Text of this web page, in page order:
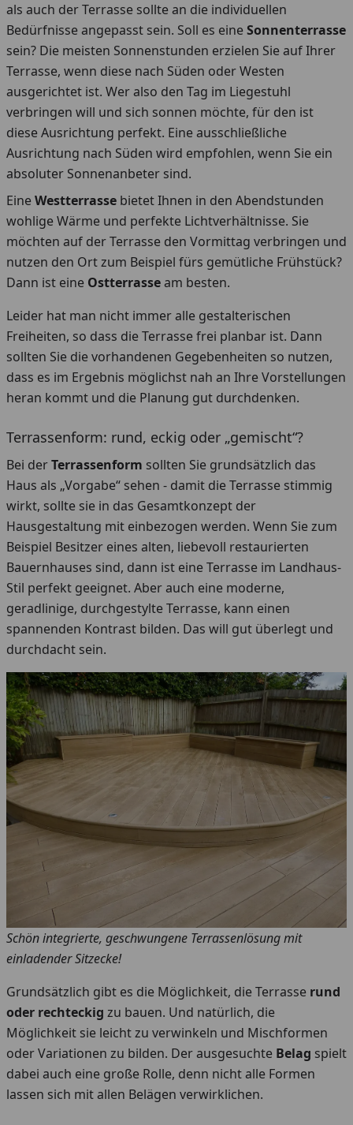
als auch der Terrasse sollte an die individuellen
Bedürfnisse angepasst sein. Soll es eineSonnenterrasse
sein? Die meisten Sonnenstunden erzielen Sie auf Ihrer
Terrasse, wenn diese nach Süden oder Westen
ausgerichtet ist. Wer also den Tag im Liegestuhl
verbringen will und sich sonnen möchte, für den ist
diese Ausrichtung perfekt. Eine ausschließliche
Ausrichtung nach Süden wird empfohlen, wenn Sie ein
absoluter Sonnenanbeter sind.
EineWestterrasse bietet Ihnen in den Abendstunden
wohlige Wärme und perfekte Lichtverhältnisse. Sie
möchten auf der Terrasse den Vormittag verbringen und
nutzen den Ort zum Beispiel fürs gemütliche Frühstück?
Dann ist eine Ostterrasseam besten.
Leider hat man nicht immer alle gestalterischen
Freiheiten, so dass die Terrasse frei planbar ist. Dann
sollten Sie die vorhandenen Gegebenheiten so nutzen,
dass es im Ergebnis möglichst nah an Ihre Vorstellungen
heran kommt und die Planung gut durchdenken.
Terrassenform: rund, eckig oder „gemischt“?
Bei derTerrassenform sollten Sie grundsätzlich das
Haus als „Vorgabe“ sehen - damit die Terrasse stimmig
wirkt, sollte sie in das Gesamtkonzept der
Hausgestaltung mit einbezogen werden. Wenn Sie zum
Beispiel Besitzer eines alten, liebevoll restaurierten
Bauernhauses sind, dann ist eine Terrasse im Landhaus-
Stil perfekt geeignet. Aber auch eine moderne,
geradlinige, durchgestylte Terrasse, kann einen
spannenden Kontrast bilden. Das will gut überlegt und
durchdacht sein.
Schön integrierte, geschwungene Terrassenlösung mit
einladender Sitzecke!
Grundsätzlich gibt es die Möglichkeit, die Terrasse rund
oder rechteckig zu bauen. Und natürlich, die
Möglichkeit sie leicht zu verwinkeln und Mischformen
oder Variationen zu bilden. Der ausgesuchte Belag spielt
dabei auch eine große Rolle, denn nicht alle Formen
lassen sich mit allen Belägen verwirklichen.